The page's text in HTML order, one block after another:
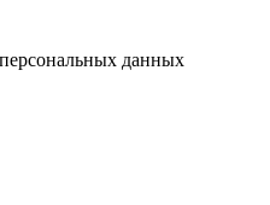
данных